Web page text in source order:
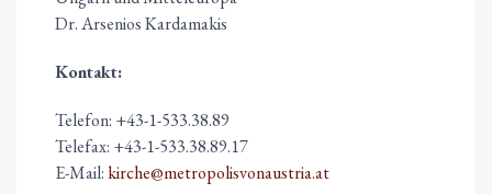
Dr. Arsenios Kardamakis
Kontakt:
Telefon: +43-1-533.38.89
Telefax: +43-1-533.38.89.17
E-Mail: kirche@metropolisvonaustria.at